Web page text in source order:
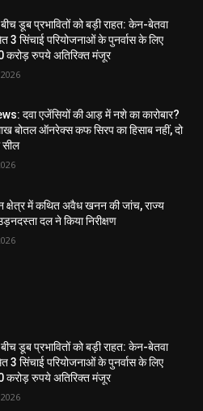
डूब प्रभावितों को बड़ी राहत: केन-बेतवा
3 सिंचाई परियोजनाओं के पुनर्वास के लिए
करोड़ रुपये अतिरिक्त मंजूर
दवा एजेंसियों की आड़ में नशे का कारोबार?
बोतल ऑनरेक्स कफ सिरप का हिसाब नहीं, दो
सील
क्षेत्र में कथित अवैध खनन की जांच, राज्य
दल ने किया निरीक्षण
डूब प्रभावितों को बड़ी राहत: केन-बेतवा
3 सिंचाई परियोजनाओं के पुनर्वास के लिए
करोड़ रुपये अतिरिक्त मंजूर